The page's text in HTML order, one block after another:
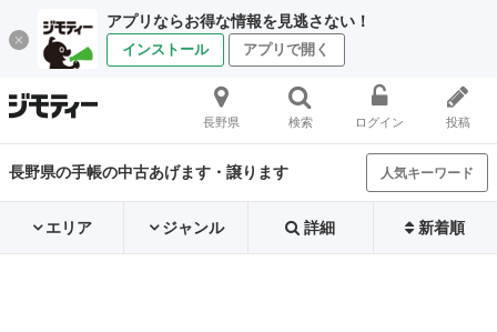
アプリならお得な情報を見逃さない！
インストール アプリで開く
長野県 検索 ログイン 投稿
長野県の手帳の中古あげます・譲ります 人気キーワード
エリア ジャンル 詳細 新着順